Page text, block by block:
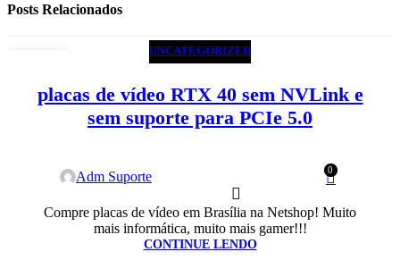
Posts Relacionados
UNCATEGORIZED
placas de vídeo RTX 40 sem NVLink e
sem suporte para PCIe 5.0
Adm Suporte 0
Compre placas de vídeo em Brasília na Netshop! Muito
mais informática, muito mais gamer!!!
CONTINUE LENDO